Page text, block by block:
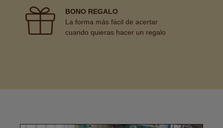
BONO REGALO
La forma más fácil de acertar
cuando quieras hacer un regalo